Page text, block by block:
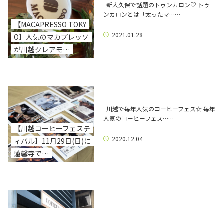
【MACAPRESSO TOKY
O】人気のマカプレッソ
が川越クレアモ…
新大久保で話題のトゥンカロン♡ トゥ
ンカロンとは「太ったマ……
2021.01.28
【川越コーヒーフェステ
ィバル】11月29日(日)に
蓮馨寺で…
川越で毎年人気のコーヒーフェス☆ 毎年
人気のコーヒーフェス……
2020.12.04